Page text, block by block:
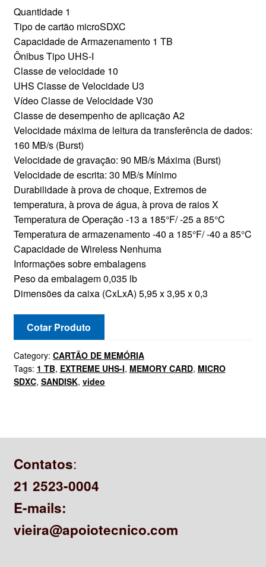
Quantidade 1
Tipo de cartão microSDXC
Capacidade de Armazenamento 1 TB
Ônibus Tipo UHS-I
Classe de velocidade 10
UHS Classe de Velocidade U3
Vídeo Classe de Velocidade V30
Classe de desempenho de aplicação A2
Velocidade máxima de leitura da transferência de dados:
160 MB/s (Burst)
Velocidade de gravação: 90 MB/s Máxima (Burst)
Velocidade de escrita: 30 MB/s Mínimo
Durabilidade à prova de choque, Extremos de
temperatura, à prova de água, à prova de raios X
Temperatura de Operação -13 a 185°F/ -25 a 85°C
Temperatura de armazenamento -40 a 185°F/ -40 a 85°C
Capacidade de Wireless Nenhuma
Informações sobre embalagens
Peso da embalagem 0,035 lb
Dimensões da caixa (CxLxA) 5,95 x 3,95 x 0,3
Cotar Produto
Category: CARTÃO DE MEMÓRIA
Tags: 1 TB, EXTREME UHS-I, MEMORY CARD, MICRO
SDXC, SANDISK, video
Contatos:
21 2523-0004
E-mails:
vieira@apoiotecnico.com